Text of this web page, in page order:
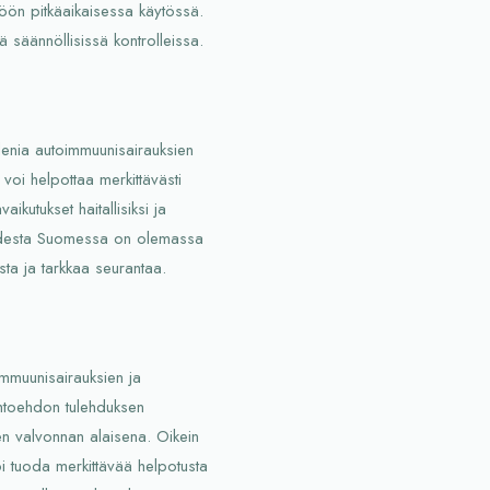
pitkäaikaisessa käytössä.
säännöllisissä kontrolleissa.
autoimmuunisairauksien
helpottaa merkittävästi
haitallisiksi ja
Suomessa on olemassa
ja tarkkaa seurantaa.
ja
tulehduksen
valvonnan alaisena. Oikein
tuoda merkittävää helpotusta